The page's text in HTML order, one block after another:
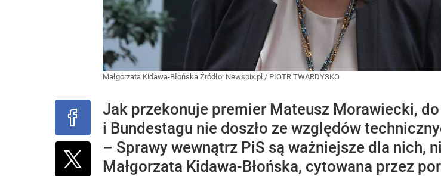
Małgorzata Kidawa-Błońska Źródło: Newspix.pl / PIOTR TWARDYSKO
Jak przekonuje premier Mateusz Morawiecki,
i Bundestagu nie doszło ze względów
– Sprawy wewnątrz PiS są ważniejsze dla nich,
Małgorzata Kidawa-Błońska, cytowana przez